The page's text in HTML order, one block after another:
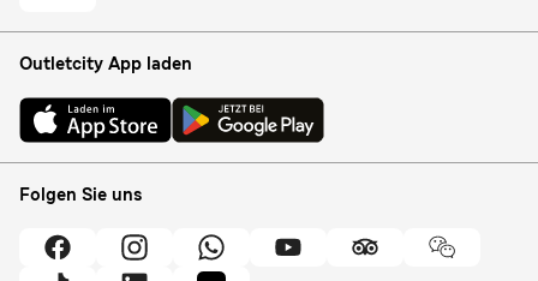
Outletcity App laden
Folgen Sie uns